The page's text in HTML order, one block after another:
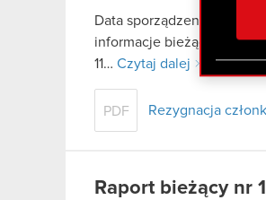
Data sporządzenia raportu:
informacje bieżące i
11… Czytaj dalej
PDF Rezygnacja
Raport bieżący nr